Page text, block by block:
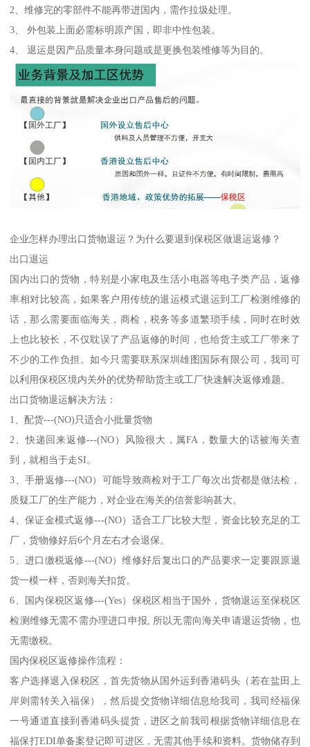
2、维修完的零部件不能再带进国内，需作拉圾处理。
3、 外包装上面必需标明原产国，即非中性包装。
4、 退运是因产品质量本身问题或是更换包装维修等为目的。
企业怎样办理出口货物退运？为什么要退到保税区做退运返修？
出口退运
国内出口的货物，特别是小家电及生活小电器等电子类产品，返修
率相对比较高，如果客户用传统的退运模式退运到工厂检测维修的
话，那么需要面临海关，商检，税务等多道繁琐手续，同时在时效
上也比较长，不仅耽误了产品返修的时间，也给货主或工厂带来了
不少的工作负担。如今只需要联系深圳雄图国际有限公司，我司可
以利用保税区境内关外的优势帮助货主或工厂快速解决返修难题。
出口货物退运解决方法：
1、配货---(NO)只适合小批量货物
2、快递回来返修---(NO）风险很大，属FA，数量大的话被海关查
到，就相当于走SI。
3、手册返修---(NO）可能导致商检对于工厂每次出货都是做法检，
质疑工厂的生产能力，对企业在海关的信誉影响甚大。
4、保证金模式返修---(NO）适合工厂比较大型，资金比较充足的工
厂，货物修好后6个月左右才会退保。
5、进口缴税返修---(NO）维修好后复出口的产品要求一定要跟原退
货一模一样，否则海关扣货。
6、国内保税区返修---(Yes）保税区相当于国外，货物退运至保税区
检测维修无需不需办理进口申报, 所以无需向海关申请退运货物，也
无需缴税。
国内保税区返修操作流程：
客户选择退入保税区，首先货物从国外运到香港码头（若在盐田上
岸则需转关入福保），然后提交货物详细信息给我司，我司经福保
一号通道直接到香港码头提货，进区之前我司根据货物详细信息在
福保打EDI单备案登记即可进区，无需其他手续和资料。货物储存到